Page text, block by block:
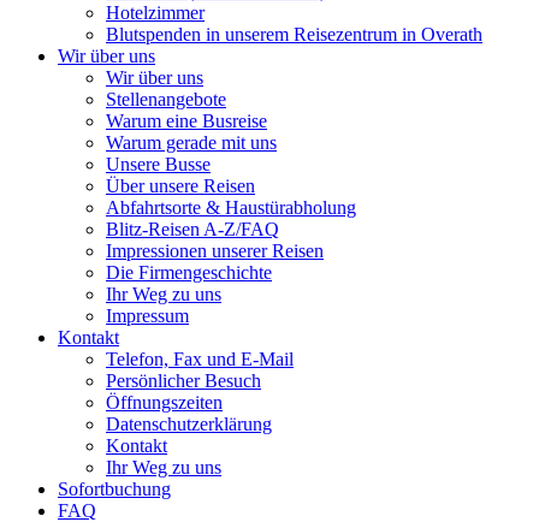
Hotelzimmer
Blutspenden in unserem Reisezentrum in Overath
Wir über uns
Wir über uns
Stellenangebote
Warum eine Busreise
Warum gerade mit uns
Unsere Busse
Über unsere Reisen
Abfahrtsorte & Haustürabholung
Blitz-Reisen A-Z/FAQ
Impressionen unserer Reisen
Die Firmengeschichte
Ihr Weg zu uns
Impressum
Kontakt
Telefon, Fax und E-Mail
Persönlicher Besuch
Öffnungszeiten
Datenschutzerklärung
Kontakt
Ihr Weg zu uns
Sofortbuchung
FAQ